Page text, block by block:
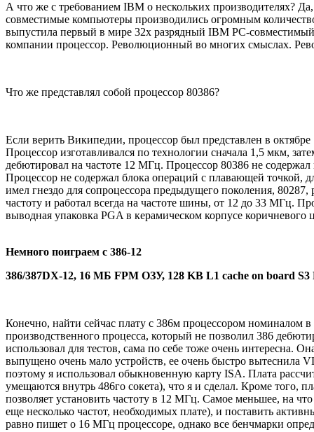
А что же с требованием IBM о нескольких производителях?
совместимые компьютеры производились огромным
выпустила первый в мире 32х разрядный IBM PC-
компании процессор. Революционный во многих смыслах.
Что же представлял собой процессор 80386?
Если верить Википедии, процессор был представлен в
Процессор изготавливался по технологии сначала 1,5 мкм,
дебютировал на частоте 12 МГц. Процессор 80386 не
Процессор не содержал блока операций с плавающей точкой,
имел гнездо для сопроцессора предыдущего поколения,
частоту и работал всегда на частоте шины, от 12 до 33 МГц.
выводная упаковка PGA в керамическом корпусе коричневого
Немного поиграем с 386-12
386/387DX-12, 16 МБ FPM ОЗУ, 128 KB L1 cache on board S3
Конечно, найти сейчас плату с 386м процессором номиналом
производственного процесса, который не позволил 386
использовал для тестов, сама по себе тоже очень
выпущено очень мало устройств, ее очень быстро вытеснила
поэтому я использовал обыкновенную карту ISA. Плата
умещаются внутрь 486го сокета), что я и сделал. Кроме того,
позволяет установить частоту в 12 МГц. Самое меньшее, на
еще несколько частот, необходимых плате), и поставить
равно пишет о 16 МГц процессоре, однако все бенчмарки